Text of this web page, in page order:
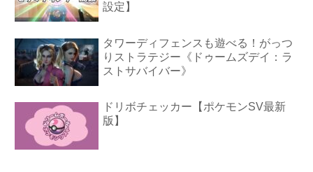
設定】
タワーディフェンスも遊べる！がっつ
りストラテジー《ドゥームズデイ：ラ
ストサバイバー》
ドリボチェッカー【ポケモンSV最新
版】